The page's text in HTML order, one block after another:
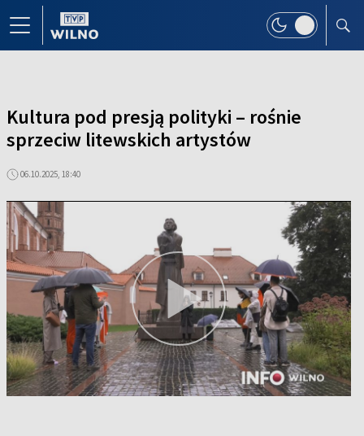
Kultura pod presją polityki – rośnie
sprzeciw litewskich artystów
06.10.2025, 18:40